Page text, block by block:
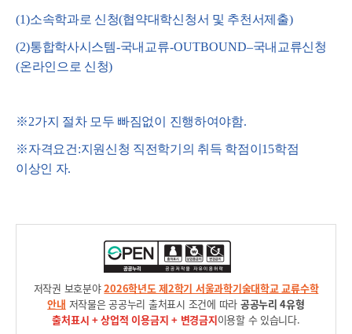
(1)소속학과로 신청(협약대학신청서 및 추천서제출)
(2)통합학사시스템-국내교류-OUTBOUND–국내교류신청
(온라인으로 신청)
※2가지 절차 모두 빠짐없이 진행하여야함.
※자격요건:지원신청 직전학기의 취득 학점이 15학점
이상인 자.
저작권 보호분야2026학년도 제2학기 서울과학기술대학교 교류수학
안내 저작물은 공공누리 출처표시 조건에 따라 공공누리 4유형
출처표시 + 상업적 이용금지 + 변경금지이용할 수 있습니다.